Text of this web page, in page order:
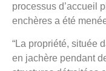
processus d’accueil
enchères a été
“La propriété, située
en jachère pendant